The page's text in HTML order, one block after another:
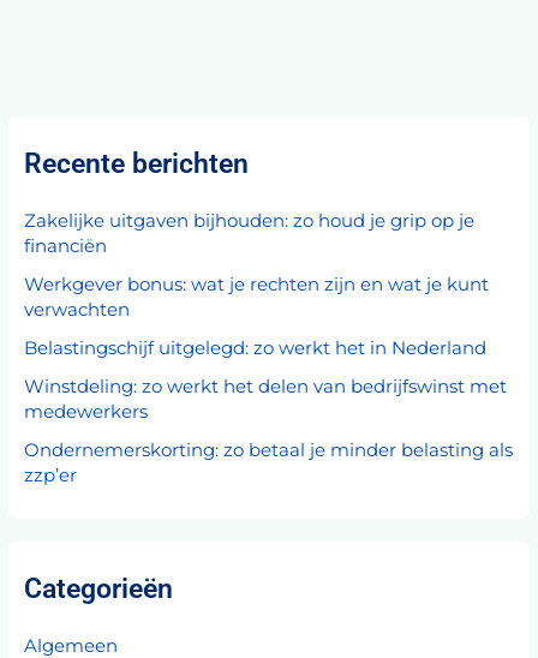
Recente berichten
Zakelijke uitgaven bijhouden: zo houd je grip op je
financiën
Werkgever bonus: wat je rechten zijn en wat je kunt
verwachten
Belastingschijf uitgelegd: zo werkt het in Nederland
Winstdeling: zo werkt het delen van bedrijfswinst met
medewerkers
Ondernemerskorting: zo betaal je minder belasting als
zzp’er
Categorieën
Algemeen